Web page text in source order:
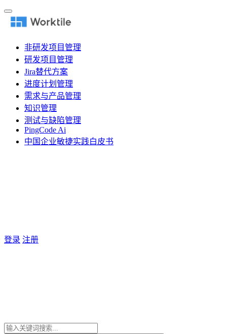
非研发项目管理
研发项目管理
Jira替代方案
进度计划管理
需求与产品管理
知识管理
测试与缺陷管理
PingCode Ai
中国企业敏捷实践白皮书
登录 注册